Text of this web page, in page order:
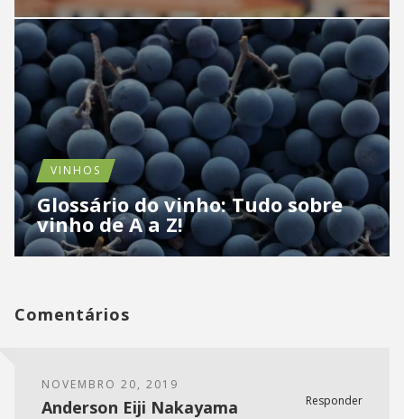
VINHOS
Glossário do vinho: Tudo sobre
vinho de A a Z!
Comentários
NOVEMBRO 20, 2019
Responder
Anderson Eiji Nakayama